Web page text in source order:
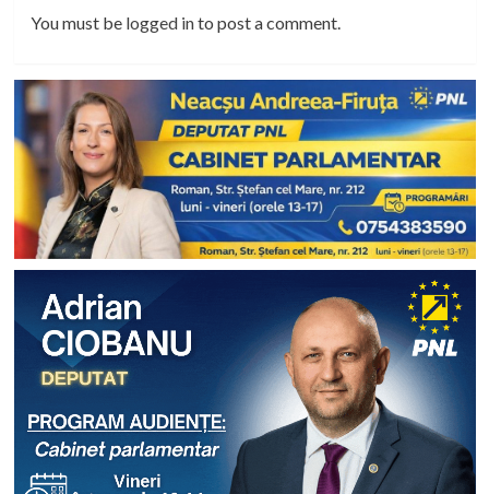
You must be logged into post a comment.